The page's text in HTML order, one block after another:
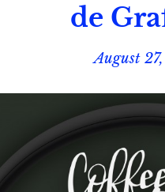
de
August